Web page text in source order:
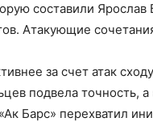
составили
Атакующие
за счет атак
подвела точность,
Барс» перехватил